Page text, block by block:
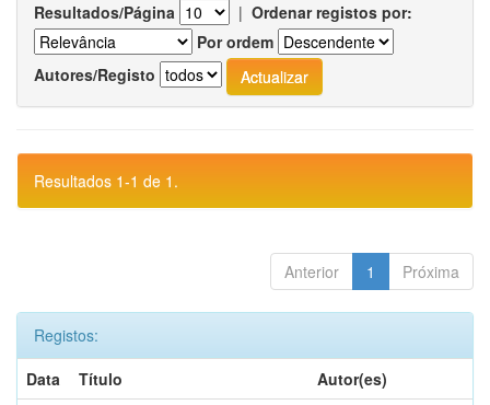
Resultados/Página | Ordenar registos por:
Por ordem
Autores/Registo
Resultados 1-1 de 1.
Anterior 1 Próxima
Registos:
Data
Título
Autor(es)